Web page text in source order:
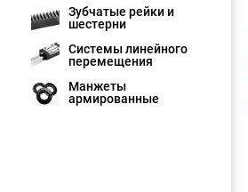
Зубчатые рейки и
шестерни
Системы линейного
перемещения
Манжеты
армированные